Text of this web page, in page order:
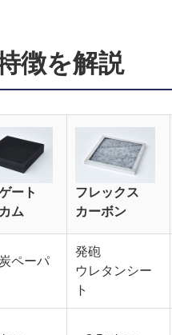
徴を解説
ート
ム
フレックス
カーボン
ペーパ
発砲
ウレタンシー
ト